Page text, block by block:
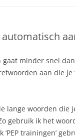
gaat minder snel
aan die
lange woorden die
gebruik ik het woord
‘PEP trainingen’